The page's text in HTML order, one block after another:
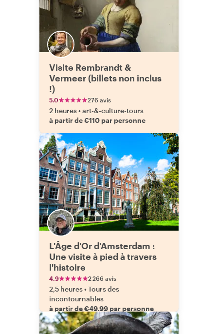
Visite Rembrandt &
Vermeer (billets non inclus
!)
5.0 276 avis
2 heures•art-&-culture-tours
à partir de €110 par personne
L'Âge d'Or d'Amsterdam :
Une visite à pied à travers
l'histoire
4.9 2 266 avis
2,5 heures•Tours des
incontournables
à partir de €49.99 par personne